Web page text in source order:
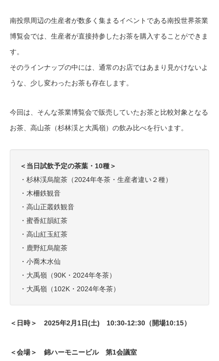
南投県周辺の生産者が数多く集まるイベントである南投世界茶業
博覧会では、生産者が直接持参したお茶を購入することができま
す。
そのラインナップの中には、通常のお店ではあまり見かけないよ
うな、少し変わったお茶も存在します。
今回は、そんな茶業博覧会で販売していたお茶と比較対象となる
お茶、高山茶（杉林渓と大禹嶺）の飲み比べを行います。
＜当日試飲予定の茶葉・10種＞
・杉林渓烏龍茶（2024年冬茶・生産者違い２種）
・木柵鉄観音
・高山正叢鉄観音
・蜜香紅韻紅茶
・高山紅玉紅茶
・鹿野紅烏龍茶
・小喬木水仙
・大禹嶺（90K・2024年冬茶）
・大禹嶺（102K・2024年冬茶）
＜日時＞ 2025年2月1日(土) 10:30-12:30（開場10:15）
＜会場＞ 錦ハーモニービル 第1会議室